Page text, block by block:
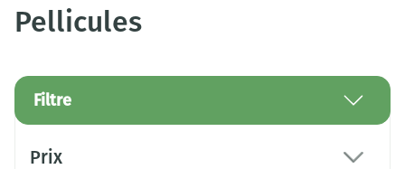
Pellicules
Filtre
Prix